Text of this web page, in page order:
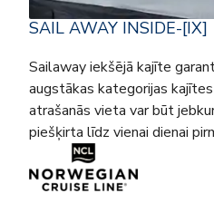
SAIL AWAY INSIDE-[IX]
Sailaway iekšējā kajīte
augstākas kategorijas
atrašanās vieta var būt
piešķirta līdz vienai dienai